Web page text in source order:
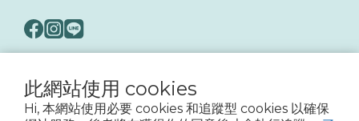
此網站使用 cookies
Hi, 本網站使用必要 cookies 和追蹤型 cookies 以確保
隨著詐騙手法日益翻新，務必提高警覺留意可疑訊息與來電，以保障您的帳戶與交易